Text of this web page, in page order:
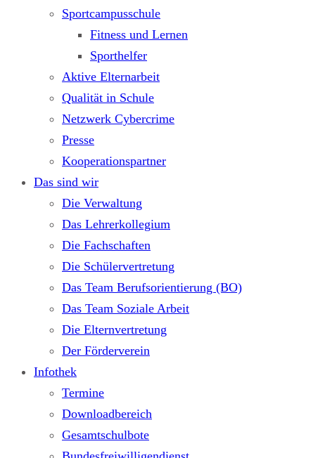
Sportcampusschule
Fitness und Lernen
Sporthelfer
Aktive Elternarbeit
Qualität in Schule
Netzwerk Cybercrime
Presse
Kooperationspartner
Das sind wir
Die Verwaltung
Das Lehrerkollegium
Die Fachschaften
Die Schülervertretung
Das Team Berufsorientierung (BO)
Das Team Soziale Arbeit
Die Elternvertretung
Der Förderverein
Infothek
Termine
Downloadbereich
Gesamtschulbote